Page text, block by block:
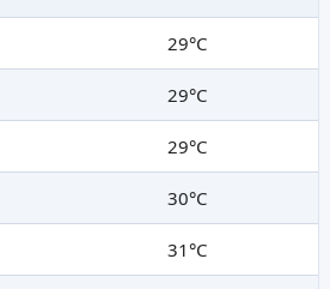
29°C
29°C
29°C
30°C
31°C